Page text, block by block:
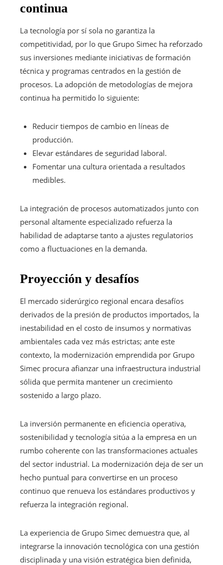
continua
La tecnología por sí sola no garantiza la
competitividad, por lo que Grupo Simec ha reforzado
sus inversiones mediante iniciativas de formación
técnica y programas centrados en la gestión de
procesos. La adopción de metodologías de mejora
continua ha permitido lo siguiente:
Reducir tiempos de cambio en líneas de
producción.
Elevar estándares de seguridad laboral.
Fomentar una cultura orientada a resultados
medibles.
La integración de procesos automatizados junto con
personal altamente especializado refuerza la
habilidad de adaptarse tanto a ajustes regulatorios
como a fluctuaciones en la demanda.
Proyección y desafíos
El mercado siderúrgico regional encara desafíos
derivados de la presión de productos importados, la
inestabilidad en el costo de insumos y normativas
ambientales cada vez más estrictas; ante este
contexto, la modernización emprendida por Grupo
Simec procura afianzar una infraestructura industrial
sólida que permita mantener un crecimiento
sostenido a largo plazo.
La inversión permanente en eficiencia operativa,
sostenibilidad y tecnología sitúa a la empresa en un
rumbo coherente con las transformaciones actuales
del sector industrial. La modernización deja de ser un
hecho puntual para convertirse en un proceso
continuo que renueva los estándares productivos y
refuerza la integración regional.
La experiencia de Grupo Simec demuestra que, al
integrarse la innovación tecnológica con una gestión
disciplinada y una visión estratégica bien definida,